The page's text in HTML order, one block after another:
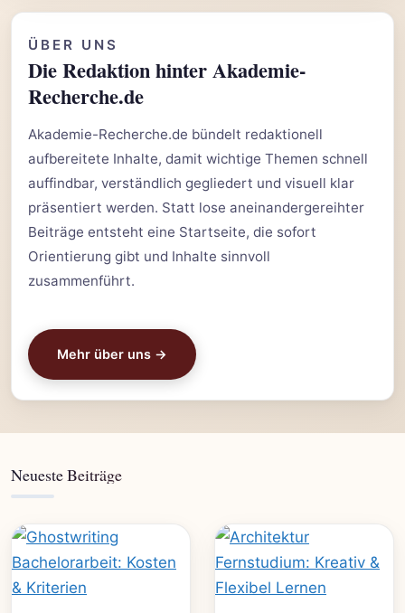
ÜBER UNS
Die Redaktion hinter Akademie-
Recherche.de
Akademie-Recherche.de bündelt redaktionell
aufbereitete Inhalte, damit wichtige Themen schnell
auffindbar, verständlich gegliedert und visuell klar
präsentiert werden. Statt lose aneinandergereihter
Beiträge entsteht eine Startseite, die sofort
Orientierung gibt und Inhalte sinnvoll
zusammenführt.
Mehr über uns →
Neueste Beiträge